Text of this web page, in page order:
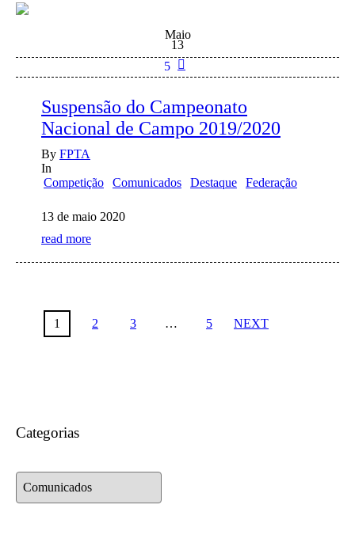
Maio
13
5
Suspensão do Campeonato
Nacional de Campo 2019/2020
By FPTA
In
Competição
Comunicados Destaque Federação
13 de maio 2020
read more
1 2 3 … 5 NEXT
Categorias
Categorias